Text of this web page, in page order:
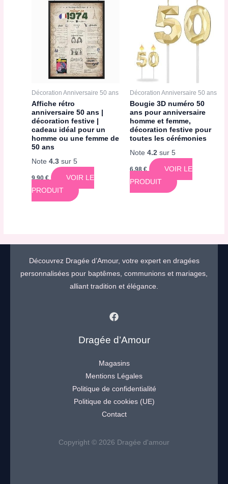
Décoration Anniversaire 50 ans
Affiche rétro
anniversaire 50 ans |
décoration festive |
cadeau idéal pour un
homme ou une femme de
50 ans
Note4.3 sur 5
9,90€
VOIR LE
PRODUIT
Décoration Anniversaire 50 ans
Bougie 3D numéro 50
ans pour anniversaire
homme et femme,
décoration festive pour
toutes les cérémonies
Note 4.2sur 5
6,98 €
VOIR LE
PRODUIT
Découvrez Dragée d’Amour, votre expert en dragées
personnalisées pour baptêmes, communions et mariages,
alliant tradition et élégance.
Dragée d’Amour
Magasins
Mentions Légales
Politique de confidentialité
Politique de cookies (UE)
Contact
Copyright © 2026 Dragée d'amour